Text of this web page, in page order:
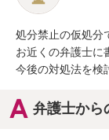
処分禁止の仮処分
お近くの弁護士に
今後の対処法を検
弁護士から